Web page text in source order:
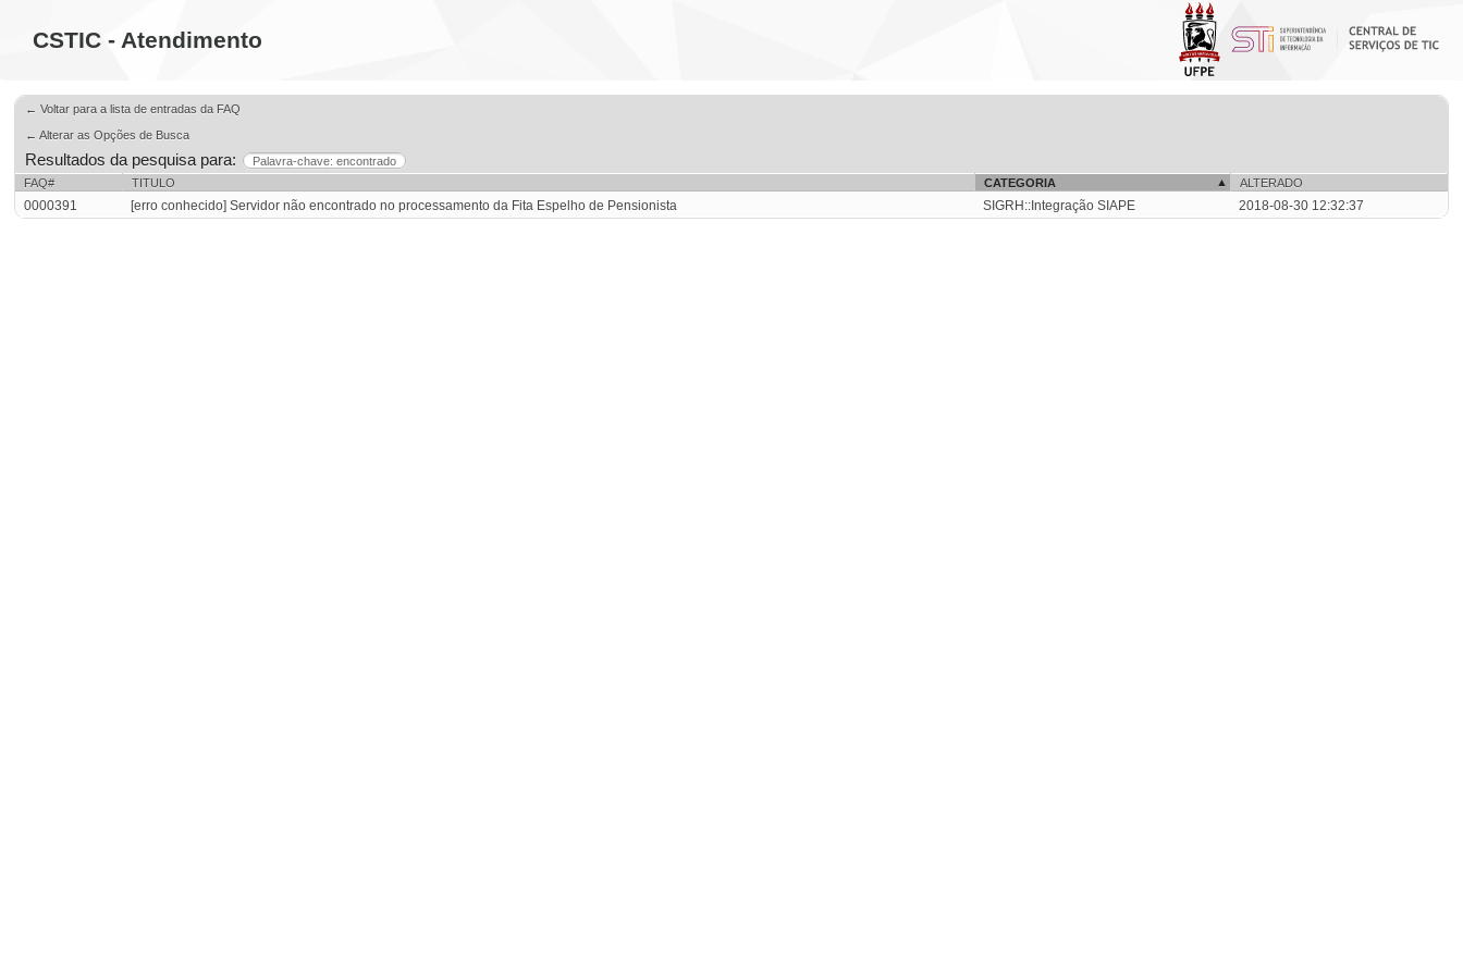
CSTIC - Atendimento
← Voltar para a lista de entradas da FAQ
← Alterar as Opções de Busca
Resultados da pesquisa para:
Palavra-chave: encontrado
FAQ#
TITULO CATEGORIA ALTERADO
0000391 [erro conhecido] Servidor não encontrado no processamento da Fita Espelho de Pensionista SIGRH::Integração SIAPE 2018-08-30 12:32:37